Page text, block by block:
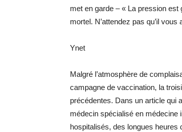
met en garde – « La pression
mortel. N’attendez pas qu’il vous
Ynet
Malgré l’atmosphère de
campagne de vaccination, la
précédentes. Dans un article qui
médecin spécialisé en médecine
hospitalisés, des longues heures